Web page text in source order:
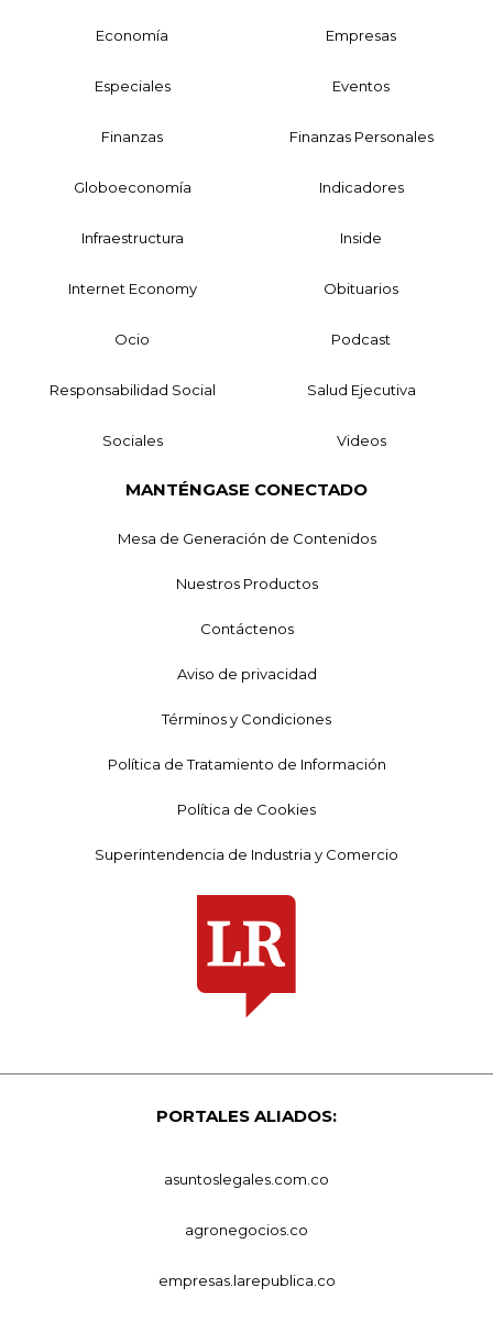
Economía Empresas
Especiales Eventos
Finanzas Finanzas Personales
Globoeconomía Indicadores
Infraestructura Inside
Internet Economy Obituarios
Ocio Podcast
Responsabilidad Social Salud Ejecutiva
Sociales Videos
MANTÉNGASE CONECTADO
Mesa de Generación de Contenidos
Nuestros Productos
Contáctenos
Aviso de privacidad
Términos y Condiciones
Política de Tratamiento de Información
Política de Cookies
Superintendencia de Industria y Comercio
PORTALES ALIADOS:
asuntoslegales.com.co
agronegocios.co
empresas.larepublica.co